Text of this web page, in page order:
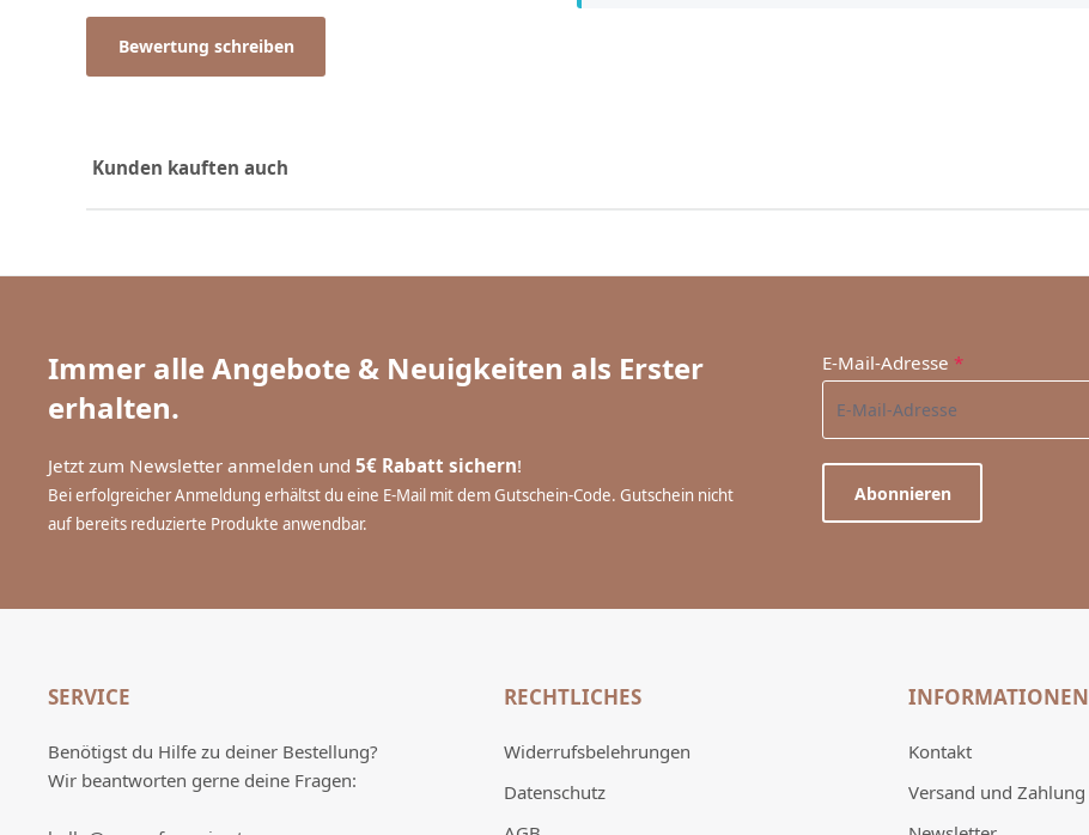
Bewertung schreiben
Kunden kauften auch
Immer alle Angebote & Neuigkeiten als Erster
erhalten.
Jetzt zum Newsletter anmelden und 5€ Rabatt sichern!
Bei erfolgreicher Anmeldung erhältst du eine E-Mail mit dem Gutschein-Code. Gutschein nicht
auf bereits reduzierte Produkte anwendbar.
E-Mail-Adresse *
Abonnieren
SERVICE
Benötigst du Hilfe zu deiner Bestellung?
Wir beantworten gerne deine Fragen:
RECHTLICHES
Widerrufsbelehrungen
Datenschutz
INFORMATIONEN
Kontakt
Versand und Zahlung